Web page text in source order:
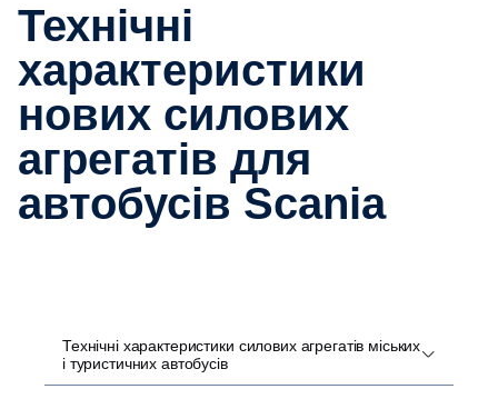
Технічні
характеристики
нових силових
агрегатів для
автобусів Scania
Технічні характеристики силових агрегатів міських
і туристичних автобусів